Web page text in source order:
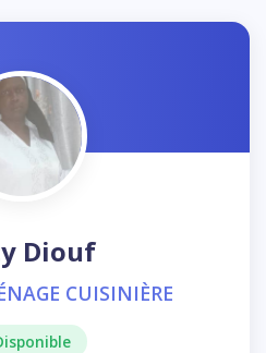
Diouf
CUISINIÈRE